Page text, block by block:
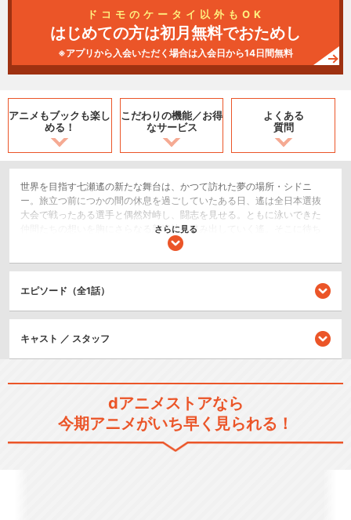
ドコモのケータイ以外もOK
はじめての方は初月無料でおためし
※アプリから入会いただく場合は入会日から14日間無料
アニメもブックも楽し
める！
こだわりの機能／お得
なサービス
よくある
質問
世界を目指す七瀬遙の新たな舞台は、かつて訪れた夢の場所・シドニ
ー。旅立つ前につかの間の休息を過ごしていたある日、遙は全日本選抜
大会で戦ったある選手と偶然対峙し、闘志を見せる。ともに泳いできた
仲間たちの想いを胸にさらなる新境地へ踏み出していく遙。そこに待ち
受けるのは絶対王者・アルベルト・ヴォーランデル。シドニー大会に向
で、彼らは何を感じ、何のために泳ぐのか。水と向き合う彼らの熱き戦
いが、ここから始まる――！
TVアニメ「Free!」
さらに見る
エピソード（全1話）
キャスト ／ スタッフ
dアニメストアなら
今期アニメがいち早く見られる！